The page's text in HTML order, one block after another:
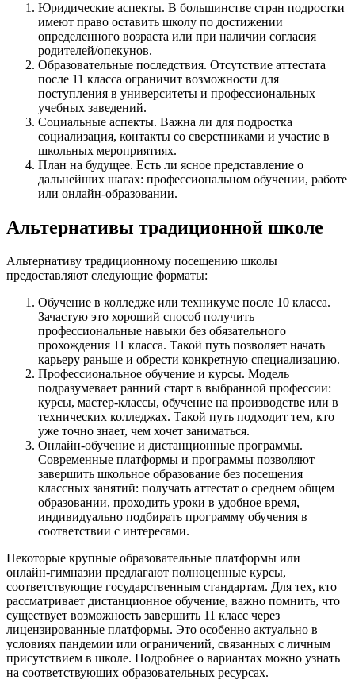
Юридические аспекты. В большинстве стран подростки
имеют право оставить школу по достижении
определенного возраста или при наличии согласия
родителей/опекунов.
Образовательные последствия. Отсутствие аттестата
после 11 класса ограничит возможности для
поступления в университеты и профессиональных
учебных заведений.
Социальные аспекты. Важна ли для подростка
социализация, контакты со сверстниками и участие в
школьных мероприятиях.
План на будущее. Есть ли ясное представление о
дальнейших шагах: профессиональном обучении, работе
или онлайн‑образовании.
Альтернативы традиционной школе
Альтернативу традиционному посещению школы
предоставляют следующие форматы:
Обучение в колледже или техникуме после 10 класса.
Зачастую это хороший способ получить
профессиональные навыки без обязательного
прохождения 11 класса. Такой путь позволяет начать
карьеру раньше и обрести конкретную специализацию.
Профессиональное обучение и курсы. Модель
подразумевает ранний старт в выбранной профессии:
курсы, мастер-классы, обучение на производстве или в
технических колледжах. Такой путь подходит тем, кто
уже точно знает, чем хочет заниматься.
Онлайн-обучение и дистанционные программы.
Современные платформы и программы позволяют
завершить школьное образование без посещения
классных занятий: получать аттестат о среднем общем
образовании, проходить уроки в удобное время,
индивидуально подбирать программу обучения в
соответствии с интересами.
Некоторые крупные образовательные платформы или
онлайн‑гимназии предлагают полноценные курсы,
соответствующие государственным стандартам. Для тех, кто
рассматривает дистанционное обучение, важно помнить, что
существует возможность завершить 11 класс через
лицензированные платформы. Это особенно актуально в
условиях пандемии или ограничений, связанных с личным
присутствием в школе. Подробнее о вариантах можно узнать
на соответствующих образовательных ресурсах.